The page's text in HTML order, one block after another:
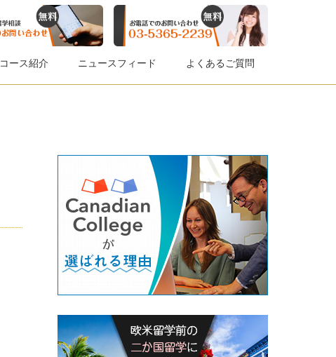
コース紹介 ニュースフィード よくあるご質問